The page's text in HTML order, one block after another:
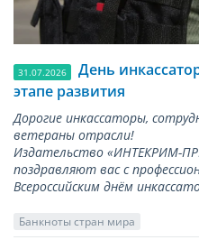
31.07.2026
День
этапе развития
Дорогие инкассаторы,
ветераны отрасли!
Издательство «ИНТЕКРИМ-
поздравляют вас с
Всероссийским днём
Банкноты стран мира